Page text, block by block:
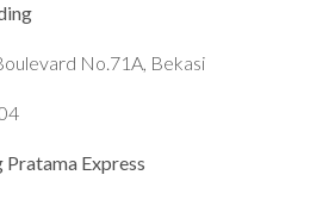
No.71A, Bekasi
Pratama Express